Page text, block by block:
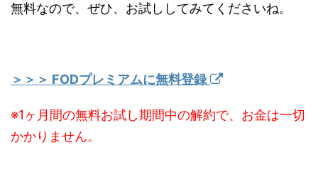
無料なので、ぜひ、お試ししてみてくださいね。
＞＞＞ FODプレミアムに無料登録
※1ヶ月間の無料お試し期間中の解約で、お金は一切
かかりません。